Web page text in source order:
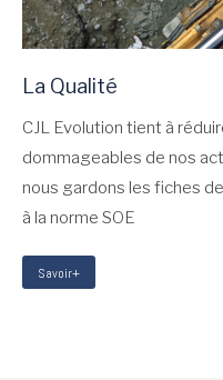
La Qualité
CJL Evolution tient à
dommageables de nos
nous gardons les fiches
à la norme SOE
Savoir+